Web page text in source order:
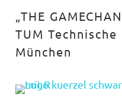
„THE
TUM
München